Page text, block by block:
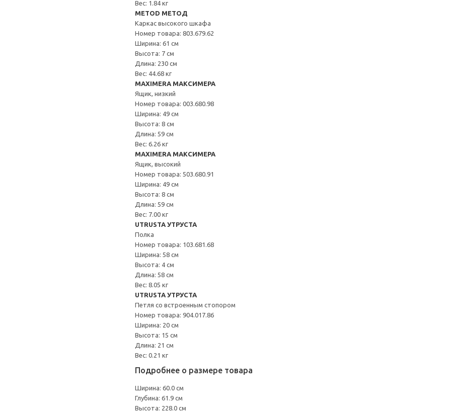
Вес: 1.84 кг
METOD МЕТОД
Каркас высокого шкафа
Номер товара: 803.679.62
Ширина: 61 см
Высота: 7 см
Длина: 230 см
Вес: 44.68 кг
MAXIMERA МАКСИМЕРА
Ящик, низкий
Номер товара: 003.680.98
Ширина: 49 см
Высота: 8 см
Длина: 59 см
Вес: 6.26 кг
MAXIMERA МАКСИМЕРА
Ящик, высокий
Номер товара: 503.680.91
Ширина: 49 см
Высота: 8 см
Длина: 59 см
Вес: 7.00 кг
UTRUSTA УТРУСТА
Полка
Номер товара: 103.681.68
Ширина: 58 см
Высота: 4 см
Длина: 58 см
Вес: 8.05 кг
UTRUSTA УТРУСТА
Петля со встроенным стопором
Номер товара: 904.017.86
Ширина: 20 см
Высота: 15 см
Длина: 21 см
Вес: 0.21 кг
Подробнее о размере товара
Ширина: 60.0 см
Глубина: 61.9 см
Высота: 228.0 см